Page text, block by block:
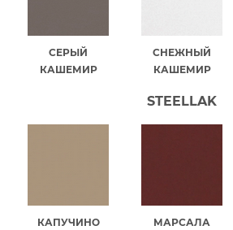
СЕРЫЙ
КАШЕМИР
СНЕЖНЫЙ
КАШЕМИР
STEELLAK
КАПУЧИНО МАРСАЛА